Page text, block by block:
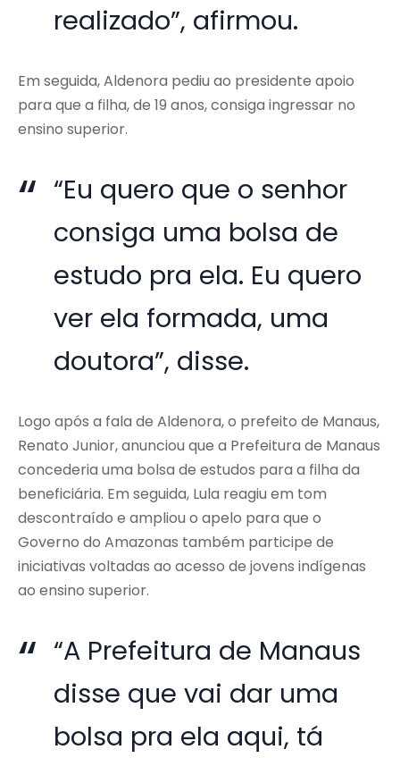
realizado”, afirmou.
Em seguida, Aldenora pediu ao presidente apoio
para que a filha, de 19 anos, consiga ingressar no
ensino superior.
“Eu quero que o senhor
consiga uma bolsa de
estudo pra ela. Eu quero
ver ela formada, uma
doutora”, disse.
Logo após a fala de Aldenora, o prefeito de Manaus,
Renato Junior, anunciou que a Prefeitura de Manaus
concederia uma bolsa de estudos para a filha da
beneficiária. Em seguida, Lula reagiu em tom
descontraído e ampliou o apelo para que o
Governo do Amazonas também participe de
iniciativas voltadas ao acesso de jovens indígenas
ao ensino superior.
“A Prefeitura de Manaus
disse que vai dar uma
bolsa pra ela aqui, tá